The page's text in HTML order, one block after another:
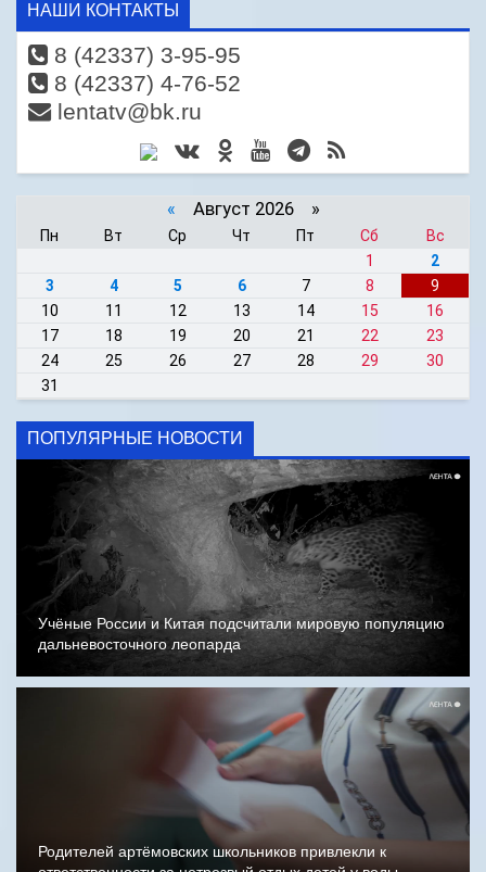
НАШИ КОНТАКТЫ
8 (42337) 3-95-95
8 (42337) 4-76-52
lentatv@bk.ru
« Август 2026 »
Пн Вт Ср Чт Пт Сб
Вс
1
2
3
4 5 6 7 8
9
10
11 12 13 14 15
16
17
18 19 20 21 22
23
24
25 26 27 28 29
30
31
ПОПУЛЯРНЫЕ НОВОСТИ
Учёные России и Китая подсчитали мировую популяцию
дальневосточного леопарда
Родителей артёмовских школьников привлекли к